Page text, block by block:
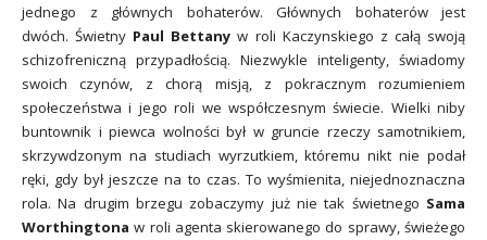
jednego z głównych bohaterów. Głównych bohaterów jest
dwóch. Świetny Paul Bettany w roli Kaczynskiego z całą swoją
schizofreniczną przypadłością. Niezwykle inteligenty, świadomy
swoich czynów, z chorą misją, z pokracznym rozumieniem
społeczeństwa i jego roli we współczesnym świecie. Wielki niby
buntownik i piewca wolności był w gruncie rzeczy samotnikiem,
skrzywdzonym na studiach wyrzutkiem, któremu nikt nie podał
ręki, gdy był jeszcze na to czas. To wyśmienita, niejednoznaczna
rola. Na drugim brzegu zobaczymy już nie tak świetnego Sama
Worthingtona w roli agenta skierowanego do sprawy, świeżego